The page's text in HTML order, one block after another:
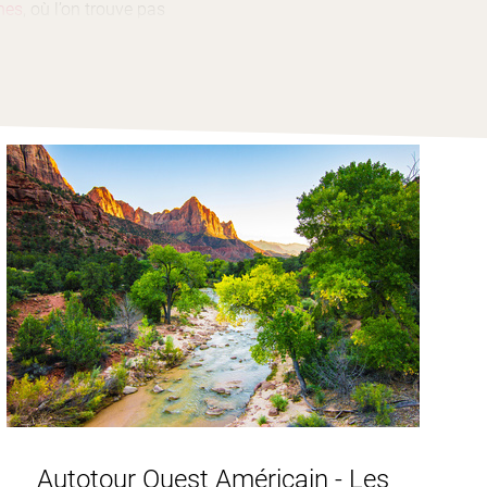
et nature et qui attire
en vélo, escaladez les
le long du fleuve
même si vous
en bateau sur le
carrés de nature
essayez le
et des routes
de dunes de rochers
Autotour Ouest Américain - Les